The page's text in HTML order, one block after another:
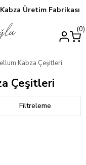
Üretim Fabrikası
0
Kabza Çeşitleri
Çeşitleri
Filtreleme